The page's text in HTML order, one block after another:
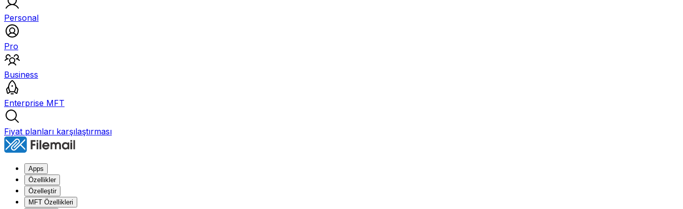
Personal
Pro
Business
Enterprise MFT
Fiyat planları karşılaştırması
Apps
Özellikler
Özelleştir
MFT Özellikleri